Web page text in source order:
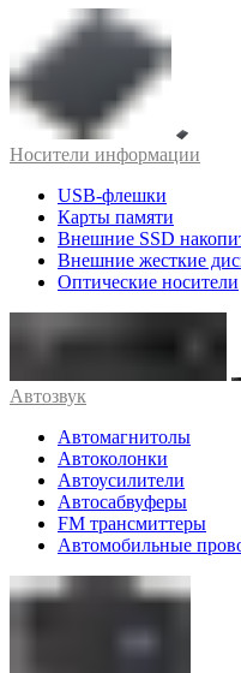
Носители информации
USB-флешки
Карты памяти
Внешние SSD
Внешние жесткие
Оптические носители
Автозвук
Автомагнитолы
Автоколонки
Автоусилители
Автосабвуферы
FM трансмиттеры
Автомобильные